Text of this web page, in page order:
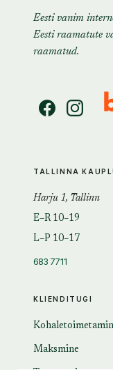
Eesti vanim
Eesti raamatute
raamatud.
KLIENDITUGI
Maksmine
TALLINNA
Harju 1, Tallinn
E–R 10–19
L–P 10–17
683 7711